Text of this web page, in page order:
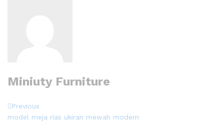
Miniuty Furniture
Navigasi
Previous
Post
Previous
model meja rias ukiran mewah modern